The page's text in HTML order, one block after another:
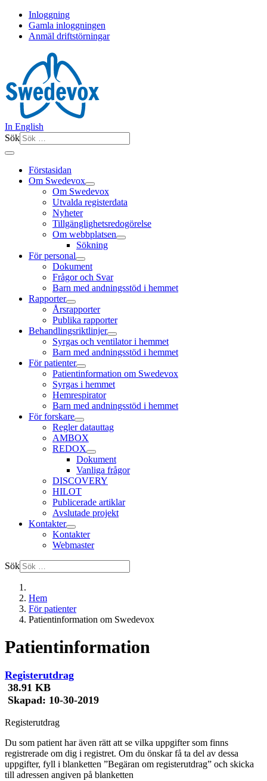
Inloggning
Gamla inloggningen
Anmäl driftstörningar
In English
Sök
Förstasidan
Om Swedevox
Om Swedevox
Utvalda registerdata
Nyheter
Tillgänglighetsredogörelse
Om webbplatsen
Sökning
För personal
Dokument
Frågor och Svar
Barn med andningsstöd i hemmet
Rapporter
Årsrapporter
Publika rapporter
Behandlingsriktlinjer
Syrgas och ventilator i hemmet
Barn med andningsstöd i hemmet
För patienter
Patientinformation om Swedevox
Syrgas i hemmet
Hemrespirator
Barn med andningsstöd i hemmet
För forskare
Regler datauttag
AMBOX
REDOX
Dokument
Vanliga frågor
DISCOVERY
HILOT
Publicerade artiklar
Avslutade projekt
Kontakter
Kontakter
Webmaster
Sök
Hem
För patienter
Patientinformation om Swedevox
Patientinformation
Registerutdrag
38.91 KB
Skapad: 10-30-2019
Registerutdrag
Du som patient har även rätt att se vilka uppgifter som finns
registrerade om dig i registret. Om du önskar få ta del av dessa
uppgifter, fyll i blanketten ”Begäran om registerutdrag” och skicka
till adressen angiven på blanketten